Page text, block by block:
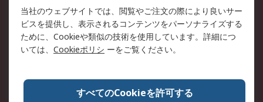
RSについて
会社概要
採用情報
プレスリリース＆お知ら
コーポレートサイト
全世界のRS
RSの歴史
ESGへの取り組み（英語）
認証について
当社のウェブサイトでは、閲覧やご注文の際により良いサー
ビスを提供し、表示されるコンテンツをパーソナライズする
ために、Cookieや類似の技術を使用しています。詳細につ
いては、 Cookieポリシ ーをご覧ください。
すべてのCookieを許可する